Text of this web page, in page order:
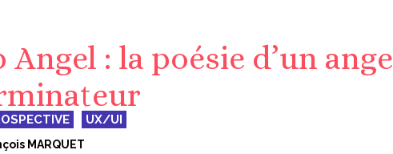
Angel : la poésie d’un ange
UX/UI
MARQUET